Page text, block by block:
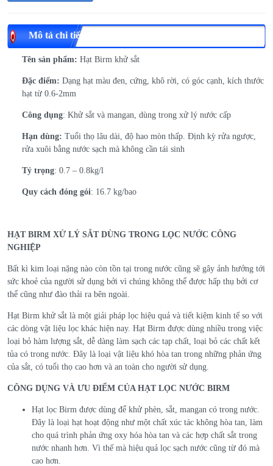
Mô tả chi tiết
Tên sản phẩm: Hạt Birm khử sắt
Đặc điểm: Dạng hạt màu đen, cứng, khô rời, có góc cạnh, kích thước
hạt từ 0.6-2mm
Công dụng: Khử sắt và mangan, dùng trong xử lý nước cấp
Hạn dùng: Tuổi thọ lâu dài, độ hao mòn thấp. Định kỳ rửa ngược,
rửa xuôi bằng nước sạch mà không cần tái sinh
Tỷ trọng: 0.7 – 0.8kg/l
Quy cách đóng gói: 16.7 kg/bao
HẠT BIRM XỬ LÝ SẮT DÙNG TRONG LỌC NƯỚC CÔNG
NGHIỆP
Bất kì kim loại nặng nào còn tồn tại trong nước cũng sẽ gây ảnh hưởng tới
sức khoẻ của người sử dụng bởi vì chúng không thể được hấp thụ bởi cơ
thể cũng như đào thải ra bên ngoài.
Hạt Birm khử sắt là một giải pháp lọc hiệu quả và tiết kiệm kinh tế so với
các dòng vật liệu lọc khác hiện nay. Hạt Birm được dùng nhiều trong việc
loại bỏ hàm lượng sắt, dễ dàng làm sạch các tạp chất, loại bỏ các chất kết
tủa có trong nước. Đây là loại vật liệu khó hòa tan trong những phản ứng
của sắt, có tuổi thọ cao hơn và an toàn cho người sử dụng.
CÔNG DỤNG VÀ ƯU ĐIỂM CỦA HẠT LỌC NƯỚC BIRM
Hạt lọc Birm được dùng để khử phèn, sắt, mangan có trong nước.
Đây là loại hạt hoạt động như một chất xúc tác không hòa tan, làm
cho quá trình phản ứng oxy hóa hòa tan và các hợp chất sắt trong
nước nhanh hơn. Vì thế mà hiệu quả lọc sạch nước cũng từ đó mà
cao hơn.